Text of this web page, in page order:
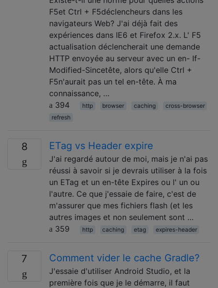
F5et Ctrl + F5déclencheurs dans les
navigateurs Web? J'ai déjà fait des
expériences dans IE6 et Firefox 2.x. L' F5
actualisation déclencherait une demande
HTTP envoyée au serveur avec un en- If-
Modified-Sincetête, alors qu'elle Ctrl +
F5n'aurait pas un tel en-tête. À ma
connaissance, …
394
http browser caching
cross-browser
refresh
8 ETag vs Header expire
J'ai regardé autour de moi, mais je n'ai pas
réussi à savoir si je devrais utiliser à la fois
un ETag et un en-tête Expires ou l' un ou
l'autre. Ce que j'essaie de faire, c'est de
m'assurer que mes fichiers flash (et les
autres images et non seulement sont …
359
http caching etag expires-header
7 Comment vider le cache Gradle?
J'essaie d'utiliser Android Studio, et la
première fois que je le démarre, il faut